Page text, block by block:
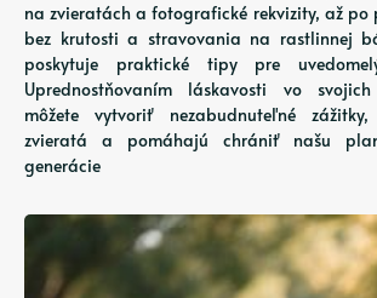
na zvieratách a fotografické rekvizity, až po
bez krutosti a stravovania na rastlinnej
poskytuje praktické tipy pre
Uprednostňovaním láskavosti vo svojich
môžete vytvoriť nezabudnuteľné
zvieratá a pomáhajú chrániť našu
generácie